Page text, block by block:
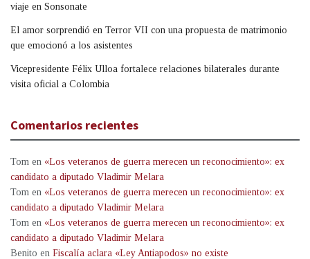
viaje en Sonsonate
El amor sorprendió en Terror VII con una propuesta de matrimonio
que emocionó a los asistentes
Vicepresidente Félix Ulloa fortalece relaciones bilaterales durante
visita oficial a Colombia
Comentarios recientes
Tom en «Los veteranos de guerra merecen un reconocimiento»: ex
candidato a diputado Vladimir Melara
Tom en «Los veteranos de guerra merecen un reconocimiento»: ex
candidato a diputado Vladimir Melara
Tom en «Los veteranos de guerra merecen un reconocimiento»: ex
candidato a diputado Vladimir Melara
Benito en Fiscalía aclara «Ley Antiapodos» no existe